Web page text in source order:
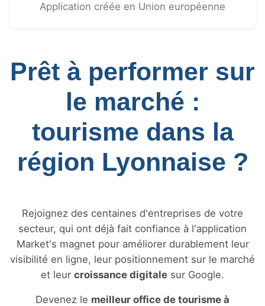
Application créée en Union européenne
Prêt à performer sur
le marché :
tourisme dans la
région Lyonnaise ?
Rejoignez des centaines d'entreprises de votre
secteur, qui ont déjà fait confiance à l'application
Market's magnet pour améliorer durablement leur
visibilité en ligne, leur positionnement sur le marché
et leur croissance digitale sur Google.
Devenez le meilleur office de tourisme à